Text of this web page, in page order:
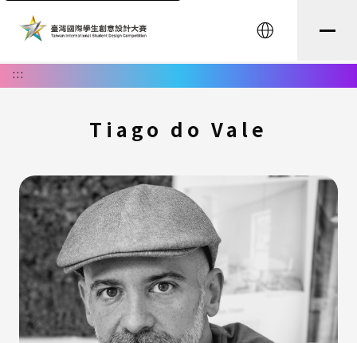
English
:::
Tiago do Vale